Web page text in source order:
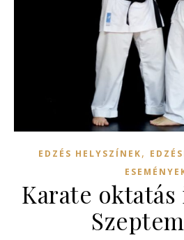
EDZÉS HELYSZÍNEK,
Karate oktatás